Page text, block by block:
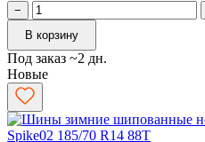
−
В корзину
Под заказ ~2 дн.
Новые